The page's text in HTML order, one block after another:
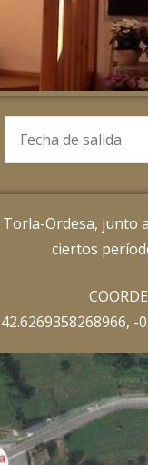
Ordesa,
ciertos
42.6269358268966, -